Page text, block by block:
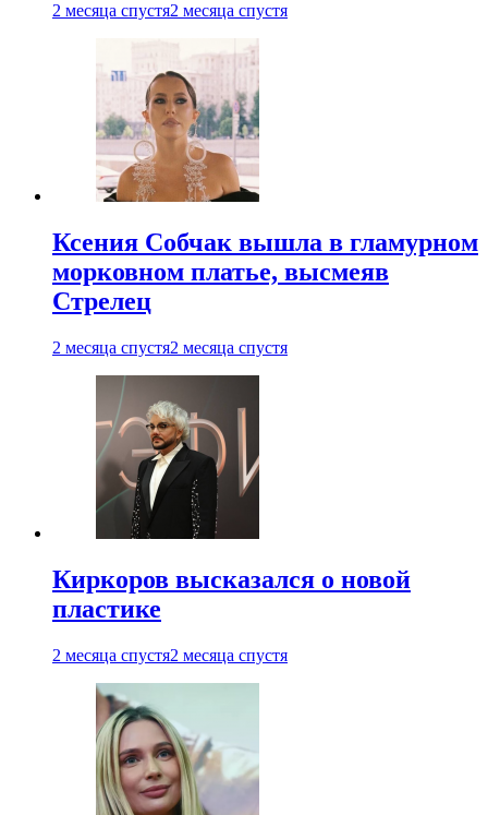
2 месяца спустя2 месяца спустя
Ксения Собчак вышла в гламурном
морковном платье, высмеяв
Стрелец
2 месяца спустя2 месяца спустя
Киркоров высказался о новой
пластике
2 месяца спустя2 месяца спустя